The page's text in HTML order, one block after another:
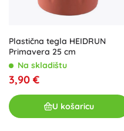
Plastična tegla HEIDRUN
Primavera 25 cm
Na skladištu
3,90 €
U košaricu